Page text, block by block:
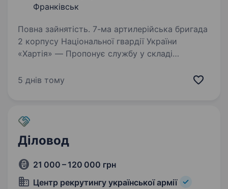
Франківськ
Повна зайнятість. 7-ма артилерійська бригада
2 корпусу Національної гвардії України
«Хартія» — Пропонує службу у складі
підрозділу з якісним навчанням, підготовкою,
5 днів тому
Діловод
21 000 – 120 000 грн
Центр рекрутингу української армії